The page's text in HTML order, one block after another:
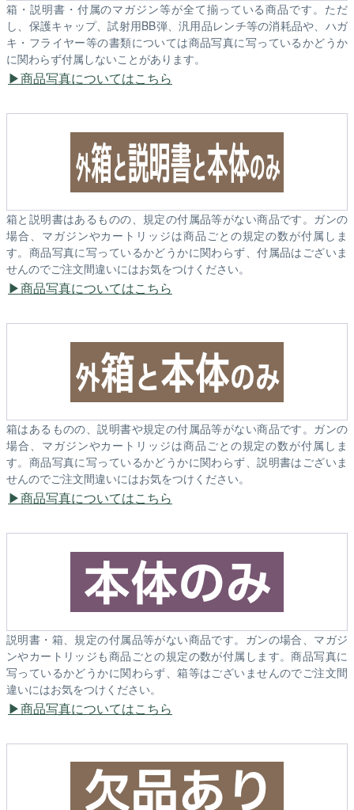
箱・説明書・付属のマガジン等が全て揃っている商品です。ただ
し、保護キャップ、試射用BB弾、汎用品レンチ等の消耗品や、ハガ
キ・フライヤー等の書類については商品写真に写っているかどうか
に関わらず付属しないことがあります。
商品写真についてはこちら
箱と説明書はあるものの、規定の付属品等がない商品です。ガンの
場合、マガジンやカートリッジは商品ごとの規定の数が付属しま
す。商品写真に写っているかどうかに関わらず、付属品はございま
せんのでご注文間違いにはお気をつけください。
商品写真についてはこちら
箱はあるものの、説明書や規定の付属品等がない商品です。ガンの
場合、マガジンやカートリッジは商品ごとの規定の数が付属しま
す。商品写真に写っているかどうかに関わらず、説明書はございま
せんのでご注文間違いにはお気をつけください。
商品写真についてはこちら
説明書・箱、規定の付属品等がない商品です。ガンの場合、マガジ
ンやカートリッジも商品ごとの規定の数が付属します。商品写真に
写っているかどうかに関わらず、箱等はございませんのでご注文間
違いにはお気をつけください。
商品写真についてはこちら